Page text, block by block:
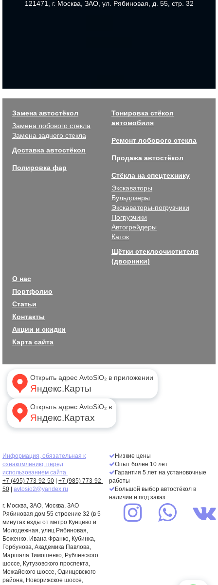
121471, г. Москва, ЗАО, ул. Рябиновая, д. 55, стр. 32
Замена автостёкол
Замена лобового стекла
Замена заднего стекла
Доставка автостёкол
Полировка фар
Тонировка стёкол
автомобиля
Ремонт лобового стекла
Продажа автостёкол
Стёкла на спецтехнику
Экскаваторы
Бульдозеры
Экскаваторы-погрузчики
Погрузчики
Автогрейдеры
Каток
Щётки стеклоочистителя
(дворники)
О нас
Портфолио
Статьи
Контакты
Акции и скидки
Карта сайта
Открыть адрес AvtoSiO₂ в приложении
Яндекс.Карты
Открыть адрес AvtoSiO₂ в
Яндекс.Картах
Информация, обязательная к
ознакомлению, перед
использованием сайта.
+7 (495) 773-92-50
+7 (985) 773-92-
50
avtosio2@yandex.ru
г. Москва, ЗАО, Москва, ЗАО
Рябиновая дом 55 строение 32 (в 5
минутах езды от метро Кунцево и
Молодежная, улиц Рябиновая,
Боженко, Ивана Франко, Кубинка,
Горбунова, Академика Павлова,
Маршала Тимошенко, Рублевского
шоссе, Кутузовского проспекта,
Можайского шоссе, Одинцовского
района, Новорижское шоссе,
Низкие цены
Опыт более 10 лет
Гарантия 5 лет на установочные
работы
Большой выбор автостёкол в
наличии и под заказ